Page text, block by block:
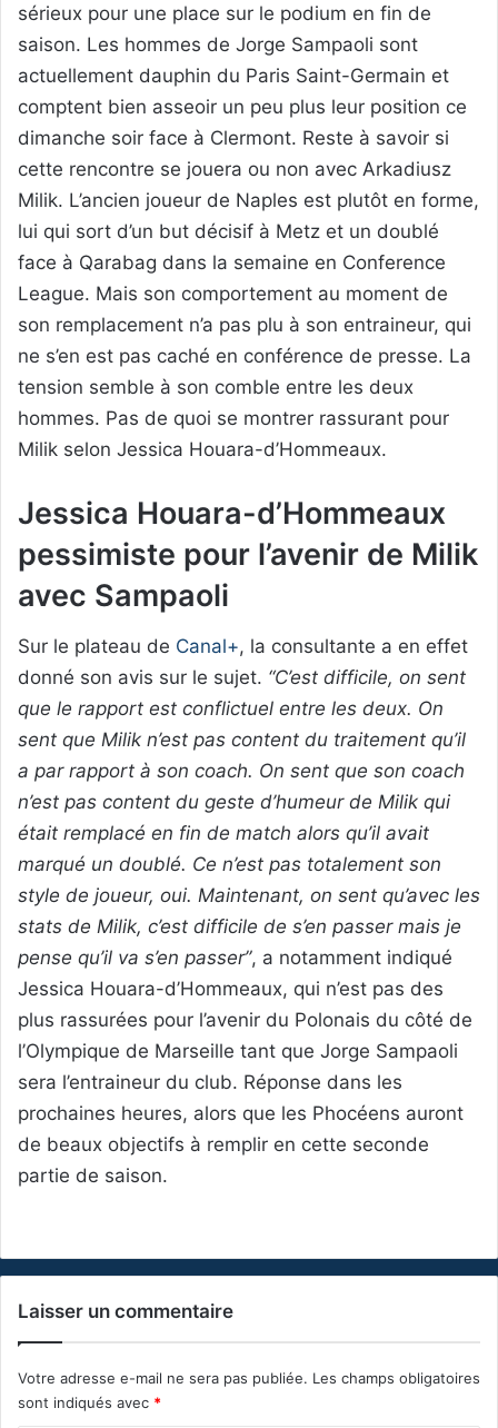
sérieux pour une place sur le podium en fin de
saison. Les hommes de Jorge Sampaoli sont
actuellement dauphin du Paris Saint-Germain et
comptent bien asseoir un peu plus leur position ce
dimanche soir face à Clermont. Reste à savoir si
cette rencontre se jouera ou non avec Arkadiusz
Milik. L’ancien joueur de Naples est plutôt en forme,
lui qui sort d’un but décisif à Metz et un doublé
face à Qarabag dans la semaine en Conference
League. Mais son comportement au moment de
son remplacement n’a pas plu à son entraineur, qui
ne s’en est pas caché en conférence de presse. La
tension semble à son comble entre les deux
hommes. Pas de quoi se montrer rassurant pour
Milik selon Jessica Houara-d’Hommeaux.
Jessica Houara-d’Hommeaux
pessimiste pour l’avenir de Milik
avec Sampaoli
Sur le plateau de Canal+, la consultante a en effet
donné son avis sur le sujet. “C’est difficile, on sent
que le rapport est conflictuel entre les deux. On
sent que Milik n’est pas content du traitement qu’il
a par rapport à son coach. On sent que son coach
n’est pas content du geste d’humeur de Milik qui
était remplacé en fin de match alors qu’il avait
marqué un doublé. Ce n’est pas totalement son
style de joueur, oui. Maintenant, on sent qu’avec les
stats de Milik, c’est difficile de s’en passer mais je
pense qu’il va s’en passer”, a notamment indiqué
Jessica Houara-d’Hommeaux, qui n’est pas des
plus rassurées pour l’avenir du Polonais du côté de
l’Olympique de Marseille tant que Jorge Sampaoli
sera l’entraineur du club. Réponse dans les
prochaines heures, alors que les Phocéens auront
de beaux objectifs à remplir en cette seconde
partie de saison.
Laisser un commentaire
Votre adresse e-mail ne sera pas publiée. Les champs obligatoires
sont indiqués avec *